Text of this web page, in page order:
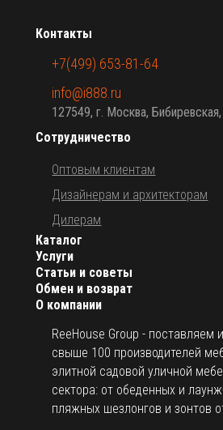
О компании
ReeHouse Group - поставляем
свыше 100 производителей
элитной садовой уличной
сектора: от обеденных и
пляжных шезлонгов и зонтов
Каталог
Услуги
Статьи и советы
Обмен и возврат
Сотрудничество
Оптовым клиентам
Дизайнерам и архитекторам
Дилерам
Контакты
+7(499) 653-81-64
info@i888.ru
127549, г. Москва, Бибиревская,